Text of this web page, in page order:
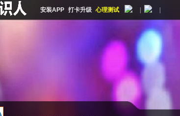
安装APP 打卡升级 心理测试